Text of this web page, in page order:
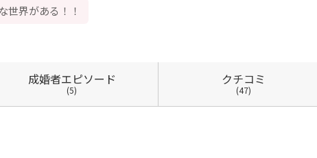
世界がある！！
成婚者エピソード
(5)
クチコミ
(47)